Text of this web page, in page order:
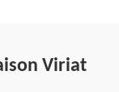
Viriat